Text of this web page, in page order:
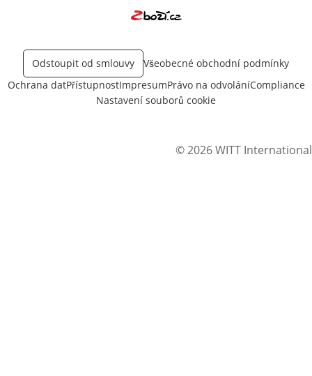
Odstoupit od smlouvy
Všeobecné obchodní podmínky
Ochrana datPřístupnostImpresumPrávo na odvoláníCompliance
Nastavení souborů cookie
© 2026 WITT International